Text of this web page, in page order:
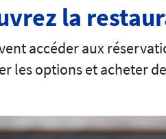
la
accéder aux
les options et acheter